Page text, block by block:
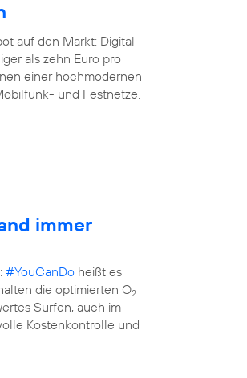
auf den Markt: Digital
als zehn Euro pro
einer hochmodernen
und Festnetze.
immer
#YouCanDo heißt es
die optimierten O2
Surfen, auch im
Kostenkontrolle und